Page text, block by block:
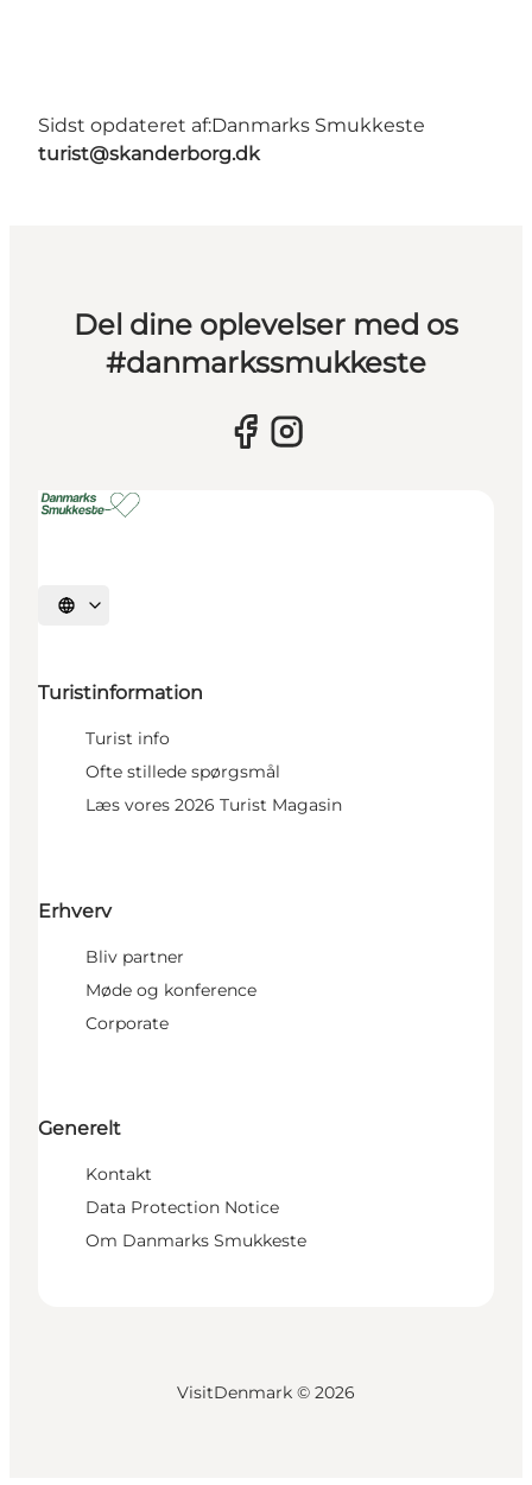
Sidst opdateret af:Danmarks Smukkeste
turist@skanderborg.dk
Del dine oplevelser med os
#danmarkssmukkeste
Vælg sprog
Turistinformation
Turist info
Ofte stillede spørgsmål
Læs vores 2026 Turist Magasin
Erhverv
Bliv partner
Møde og konference
Corporate
Generelt
Kontakt
Data Protection Notice
Om Danmarks Smukkeste
VisitDenmark © 2026